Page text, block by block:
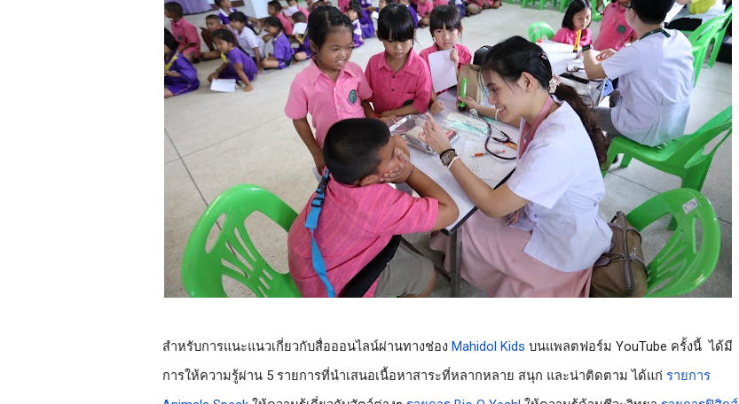
สำหรับการแนะแนวเกี่ยวกับสื่อออนไลน์ผ่านทางช่อง Mahidol Kids บนแพลตฟอร์ม YouTube ครั้งนี้  ได้มี
การให้ความรู้ผ่าน 5 รายการที่นำเสนอเนื้อหาสาระที่หลากหลาย สนุก และน่าติดตาม ได้แก่ รายการ